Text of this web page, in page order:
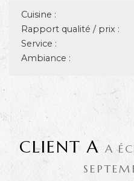
Cuisine :
Rapport qualité / prix :
Service :
Ambiance :
CLIENT A A